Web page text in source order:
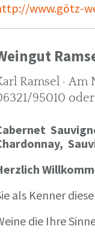
www.götz-
Ramsel · Am
95010
als Kenner
die Ihre